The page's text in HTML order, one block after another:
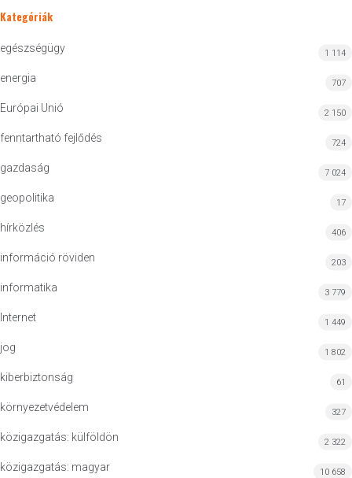
Kategóriák
egészségügy 1 114
energia 707
Európai Unió 2 150
fenntartható fejlődés 724
gazdaság 7 024
geopolitika 17
hírközlés 406
információ röviden 203
informatika 3 779
Internet 1 449
jog 1 802
kiberbiztonság 61
környezetvédelem 327
közigazgatás: külföldön 2 322
közigazgatás: magyar 10 658